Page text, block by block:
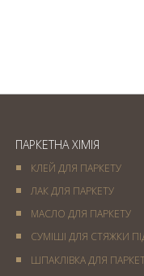
ПАРКЕТНА ХІМІЯ
КЛЕЙ ДЛЯ ПАРКЕТУ
ЛАК ДЛЯ ПАРКЕТУ
МАСЛО ДЛЯ ПАРКЕТУ
СУМІШІ ДЛЯ СТЯЖКИ
ШПАКЛІВКА ДЛЯ